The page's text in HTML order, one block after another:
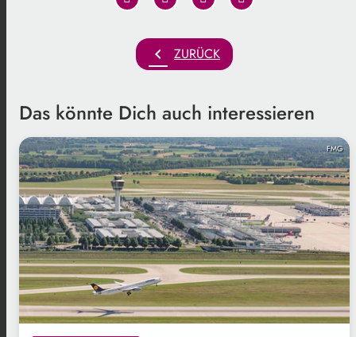
chevron_left ZURÜCK
Das könnte Dich auch interessieren
FMG